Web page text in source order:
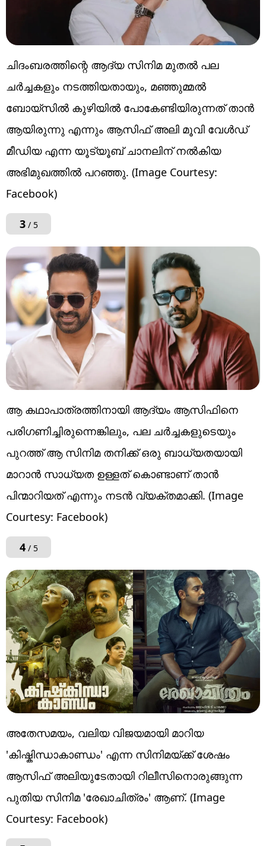
ചിദംബരത്തിന്റെ ആദ്യ സിനിമ മുതൽ പല
ചർച്ചകളും നടത്തിയതായും, മഞ്ഞുമ്മൽ
ബോയ്സിൽ കുഴിയിൽ പോകേണ്ടിയിരുന്നത് താൻ
ആയിരുന്നു എന്നും ആസിഫ് അലി മൂവി വേൾഡ്
മീഡിയ എന്ന യൂട്യൂബ് ചാനലിന് നൽകിയ
അഭിമുഖത്തിൽ പറഞ്ഞു. (Image Courtesy:
Facebook)
3/ 5
ആ കഥാപാത്രത്തിനായി ആദ്യം ആസിഫിനെ
പരിഗണിച്ചിരുന്നെങ്കിലും, പല ചർച്ചകളുടെയും
പുറത്ത് ആ സിനിമ തനിക്ക് ഒരു ബാധ്യതയായി
മാറാൻ സാധ്യത ഉള്ളത് കൊണ്ടാണ് താൻ
പിന്മാറിയത് എന്നും നടൻ വ്യക്തമാക്കി. (Image
Courtesy: Facebook)
4/ 5
അതേസമയം, വലിയ വിജയമായി മാറിയ
'കിഷ്കിന്ധാകാണ്ഡം' എന്ന സിനിമയ്ക്ക് ശേഷം
ആസിഫ് അലിയുടേതായി റിലീസിനൊരുങ്ങുന്ന
പുതിയ സിനിമ 'രേഖാചിത്രം' ആണ്. (Image
Courtesy: Facebook)